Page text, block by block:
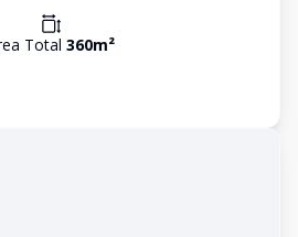
Total 360m²